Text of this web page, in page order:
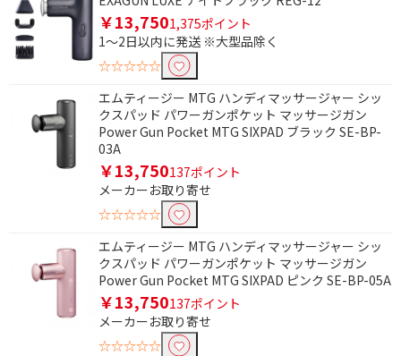
￥13,7501,375ポイント
1～2日以内に発送 ※大型品除く
☆☆☆☆☆
エムティージー MTG ハンディマッサージャー シッ
クスパッド パワーガンポケット マッサージガン
Power Gun Pocket MTG SIXPAD ブラック SE-BP-
03A
￥13,750137ポイント
メーカーお取り寄せ
☆☆☆☆☆
エムティージー MTG ハンディマッサージャー シッ
クスパッド パワーガンポケット マッサージガン
Power Gun Pocket MTG SIXPAD ピンク SE-BP-05A
￥13,750137ポイント
メーカーお取り寄せ
☆☆☆☆☆